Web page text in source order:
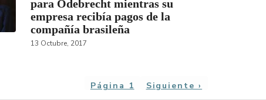
para Odebrecht mientras su
empresa recibía pagos de la
compañía brasileña
13 Octubre, 2017
Página 1 Siguiente
página
Siguiente ›